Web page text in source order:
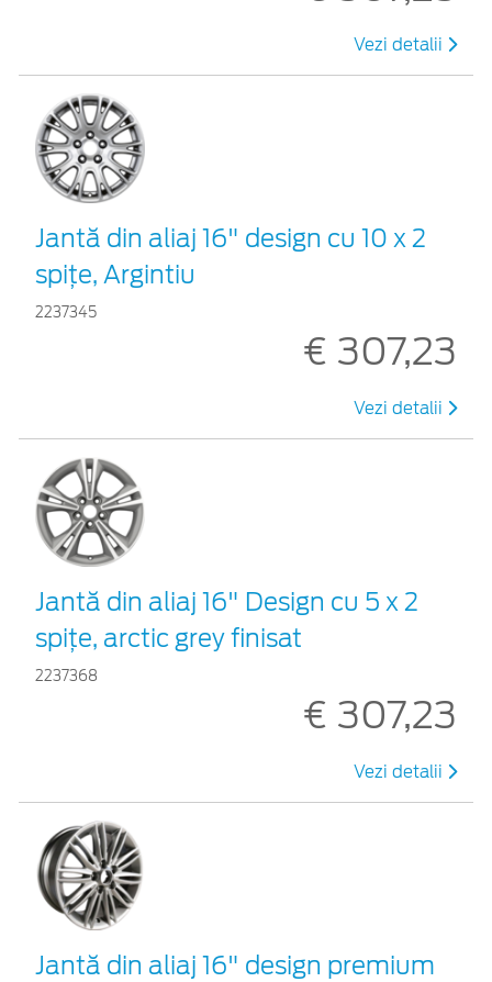
Vezi detalii
Jantă din aliaj 16" design cu 10 x 2
spiţe, Argintiu
2237345
€ 307,23
Vezi detalii
Jantă din aliaj 16" Design cu 5 x 2
spiţe, arctic grey finisat
2237368
€ 307,23
Vezi detalii
Jantă din aliaj 16" design premium